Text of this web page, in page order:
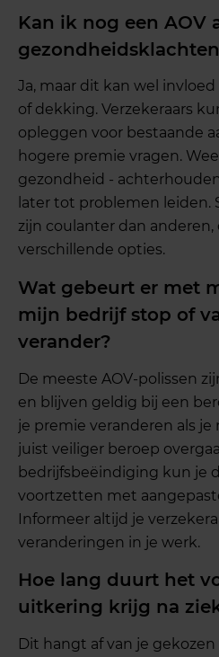
Kan ik nog een AOV
Ja, maar dit kan wel
of dekking. Verzekeraars
opleggen voor bestaande
hogere premie vragen.
gezondheid -
later tot problemen leiden.
zijn coulanter dan anderen,
verschillende opties.
Wat gebeurt er met
mijn bedrijf stop of
verander?
De meeste AOV-polissen
en blijven geldig bij een
je premie veranderen als je
juist veiliger beroep
bedrijfsbeëindiging kun je
voortzetten met
Informeer altijd je
veranderingen in je werk.
Hoe lang duurt het
uitkering krijg na
Dit hangt af van je